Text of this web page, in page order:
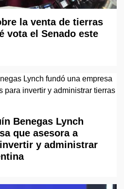
la venta de tierras
vota el Senado este
Benegas Lynch
que asesora a
y administrar